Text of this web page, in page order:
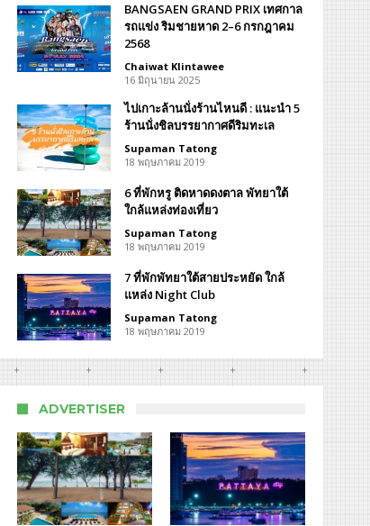
BANGSAEN GRAND PRIX เทศกาล
รถแข่ง ริมชายหาด 2–6 กรกฎาคม
2568
Chaiwat Klintawee
16 มิถุนายน 2025
ไปเกาะล้านนั่งร้านไหนดี : แนะนำ 5
ร้านนั่งชิลบรรยากาศดีริมทะเล
Supaman Tatong
18 พฤษภาคม 2019
6 ที่พักหรู ติดหาดดงตาล พัทยาใต้
ใกล้แหล่งท่องเที่ยว
Supaman Tatong
18 พฤษภาคม 2019
7 ที่พักพัทยาใต้สายประหยัด ใกล้
แหล่ง Night Club
Supaman Tatong
18 พฤษภาคม 2019
ADVERTISER